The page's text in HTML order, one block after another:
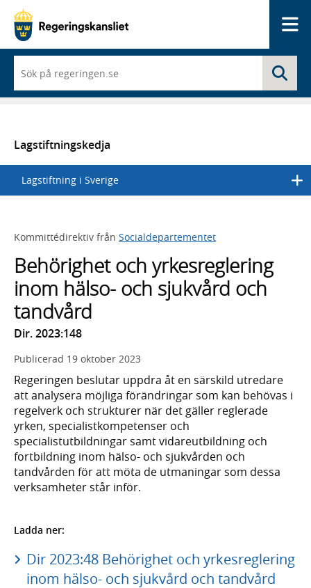
du
börjar
skriva
en
lista
med
sökförslag
Lagstiftningskedja
Lagstiftning i Sverige
Kommittédirektiv från Socialdepartementet
Behörighet och yrkesreglering
inom hälso- och sjukvård och
tandvård
Dir. 2023:148
Publicerad 19 oktober 2023
Regeringen beslutar uppdra åt en särskild utredare
att analysera möjliga förändringar som kan behövas i
regelverk och strukturer när det gäller reglerade
yrken, specialistkompetenser och
specialistutbildningar samt vidareutbildning och
fortbildning inom hälso- och sjukvården och
tandvården för att möta de utmaningar som dessa
verksamheter står inför.
Ladda ner:
Dir 2023:48 Behörighet och yrkesreglering
inom hälso- och sjukvård och tandvård